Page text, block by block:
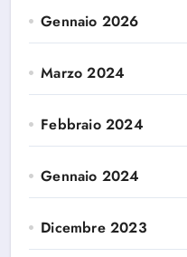
Gennaio 2026
Marzo 2024
Febbraio 2024
Gennaio 2024
Dicembre 2023